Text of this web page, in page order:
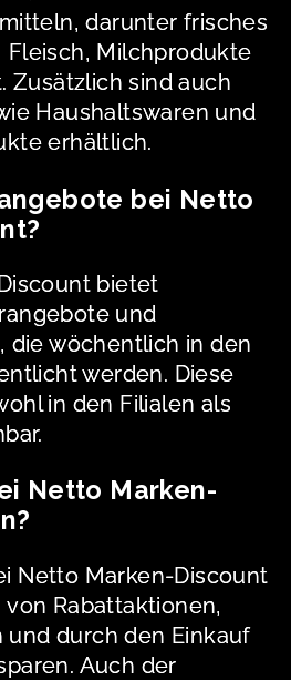
darunter frisches
Fleisch, Milchprodukte
Zusätzlich sind auch
Haushaltswaren und
erhältlich.
bei Netto
bietet
und
die wöchentlich in den
werden. Diese
in den Filialen als
Netto Marken-
Netto Marken-Discount
Rabattaktionen,
und durch den Einkauf
Auch der